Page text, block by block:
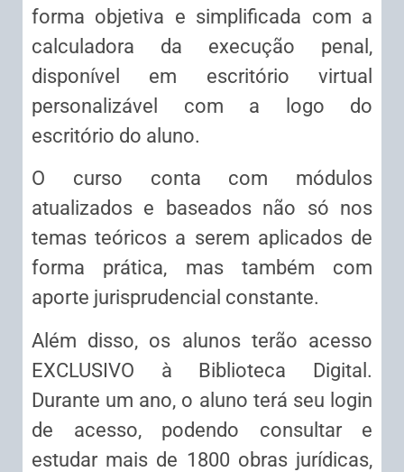
forma objetiva e simplificada com a
calculadora da execução penal,
disponível em escritório virtual
personalizável com a logo do
escritório do aluno.
O curso conta com módulos
atualizados e baseados não só nos
temas teóricos a serem aplicados de
forma prática, mas também com
aporte jurisprudencial constante.
Além disso, os alunos terão acesso
EXCLUSIVO à Biblioteca Digital.
Durante um ano, o aluno terá seu login
de acesso, podendo consultar e
estudar mais de 1800 obras jurídicas,